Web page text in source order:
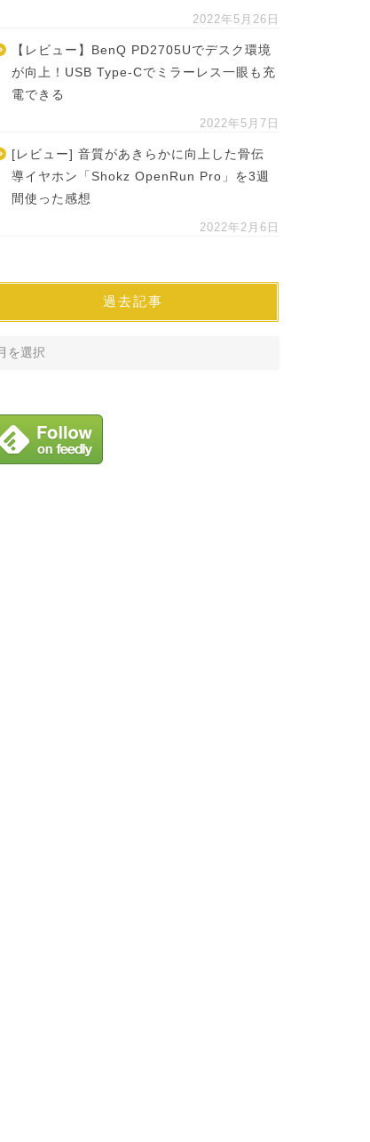
2022年5月26日
【レビュー】BenQ PD2705Uでデスク環境
が向上！USB Type-Cでミラーレス一眼も充
電できる
2022年5月7日
[レビュー] 音質があきらかに向上した骨伝
導イヤホン「Shokz OpenRun Pro」を3週
間使った感想
2022年2月6日
過去記事